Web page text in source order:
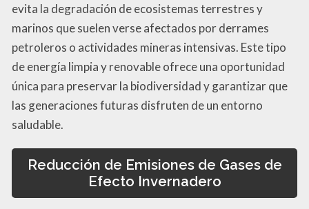
evita la degradación de ecosistemas terrestres y
marinos que suelen verse afectados por derrames
petroleros o actividades mineras intensivas. Este tipo
de energía limpia y renovable ofrece una oportunidad
única para preservar la biodiversidad y garantizar que
las generaciones futuras disfruten de un entorno
saludable.
Reducción de Emisiones de Gases de
Efecto Invernadero